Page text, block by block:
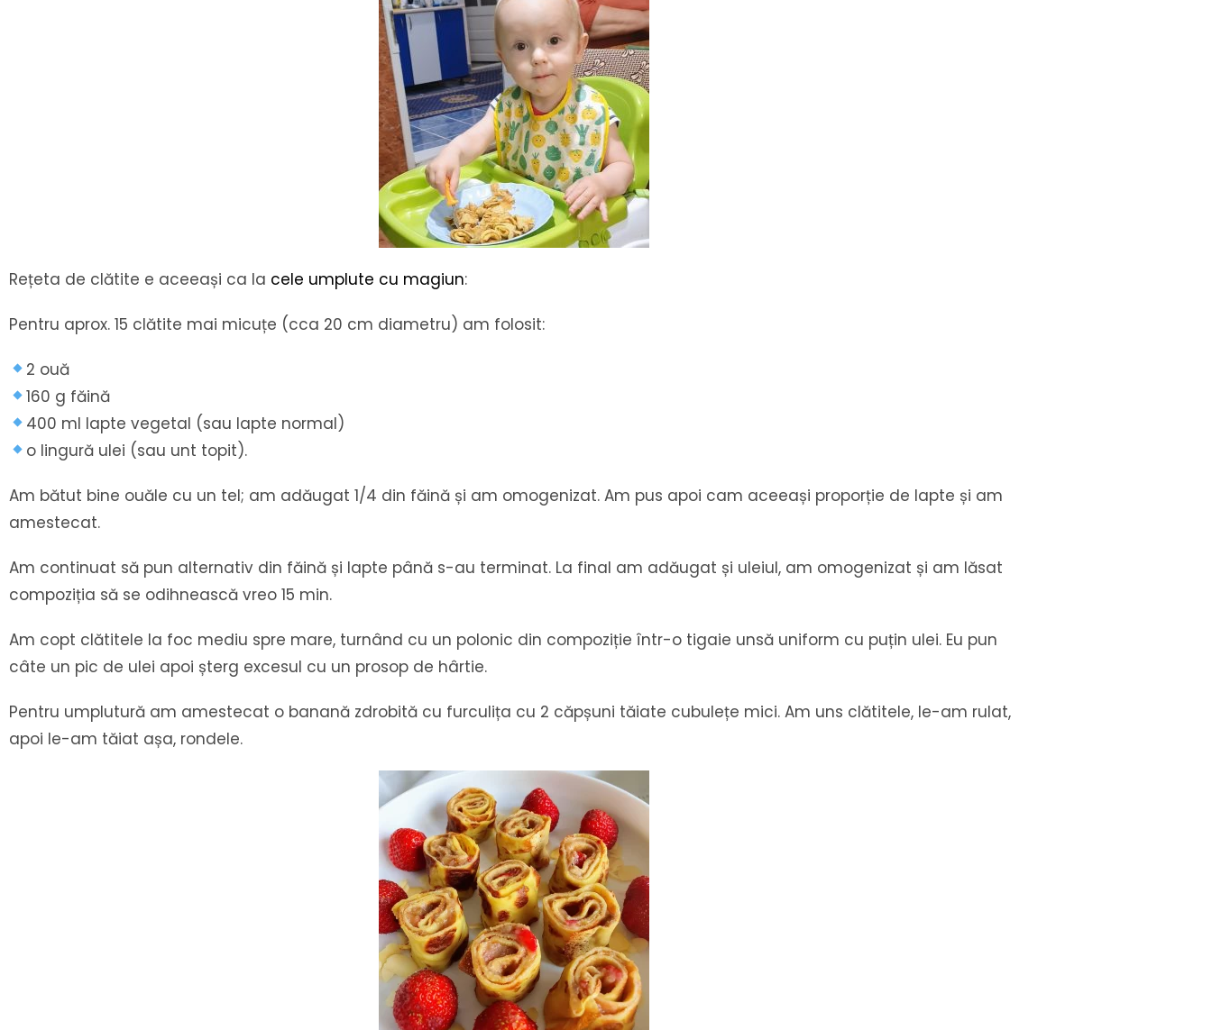
Rețeta de clătite e aceeași ca la cele umplute cu magiun:
Pentru aprox. 15 clătite mai micuțe (cca 20 cm diametru) am folosit:
2 ouă
160 g făină
400 ml lapte vegetal (sau lapte normal)
o lingură ulei (sau unt topit).
Am bătut bine ouăle cu un tel; am adăugat 1/4 din făină și am omogenizat. Am pus apoi cam aceeași proporție de lapte și am
amestecat.
Am continuat să pun alternativ din făină și lapte până s-au terminat. La final am adăugat și uleiul, am omogenizat și am lăsat
compoziția să se odihnească vreo 15 min.
Am copt clătitele la foc mediu spre mare, turnând cu un polonic din compoziție într-o tigaie unsă uniform cu puțin ulei. Eu pun
câte un pic de ulei apoi șterg excesul cu un prosop de hârtie.
Pentru umplutură am amestecat o banană zdrobită cu furculița cu 2 căpșuni tăiate cubulețe mici. Am uns clătitele, le-am rulat,
apoi le-am tăiat așa, rondele.